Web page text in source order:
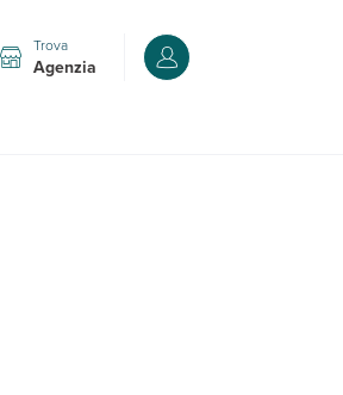
Trova
Agenzia Accedi o registrati